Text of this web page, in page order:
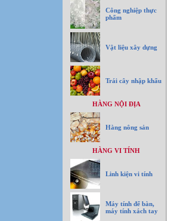
Công nghiệp thực
phẩm
Vật liệu xây dựng
Trái cây nhập khẩu
HÀNG NỘI ĐỊA
Hàng nông sản
HÀNG VI TÍNH
Linh kiện vi tính
Máy tính để bàn,
máy tính xách tay